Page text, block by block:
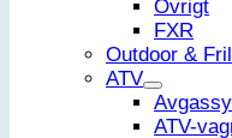
Övrigt
FXR
Outdoor &
ATV
ATV-